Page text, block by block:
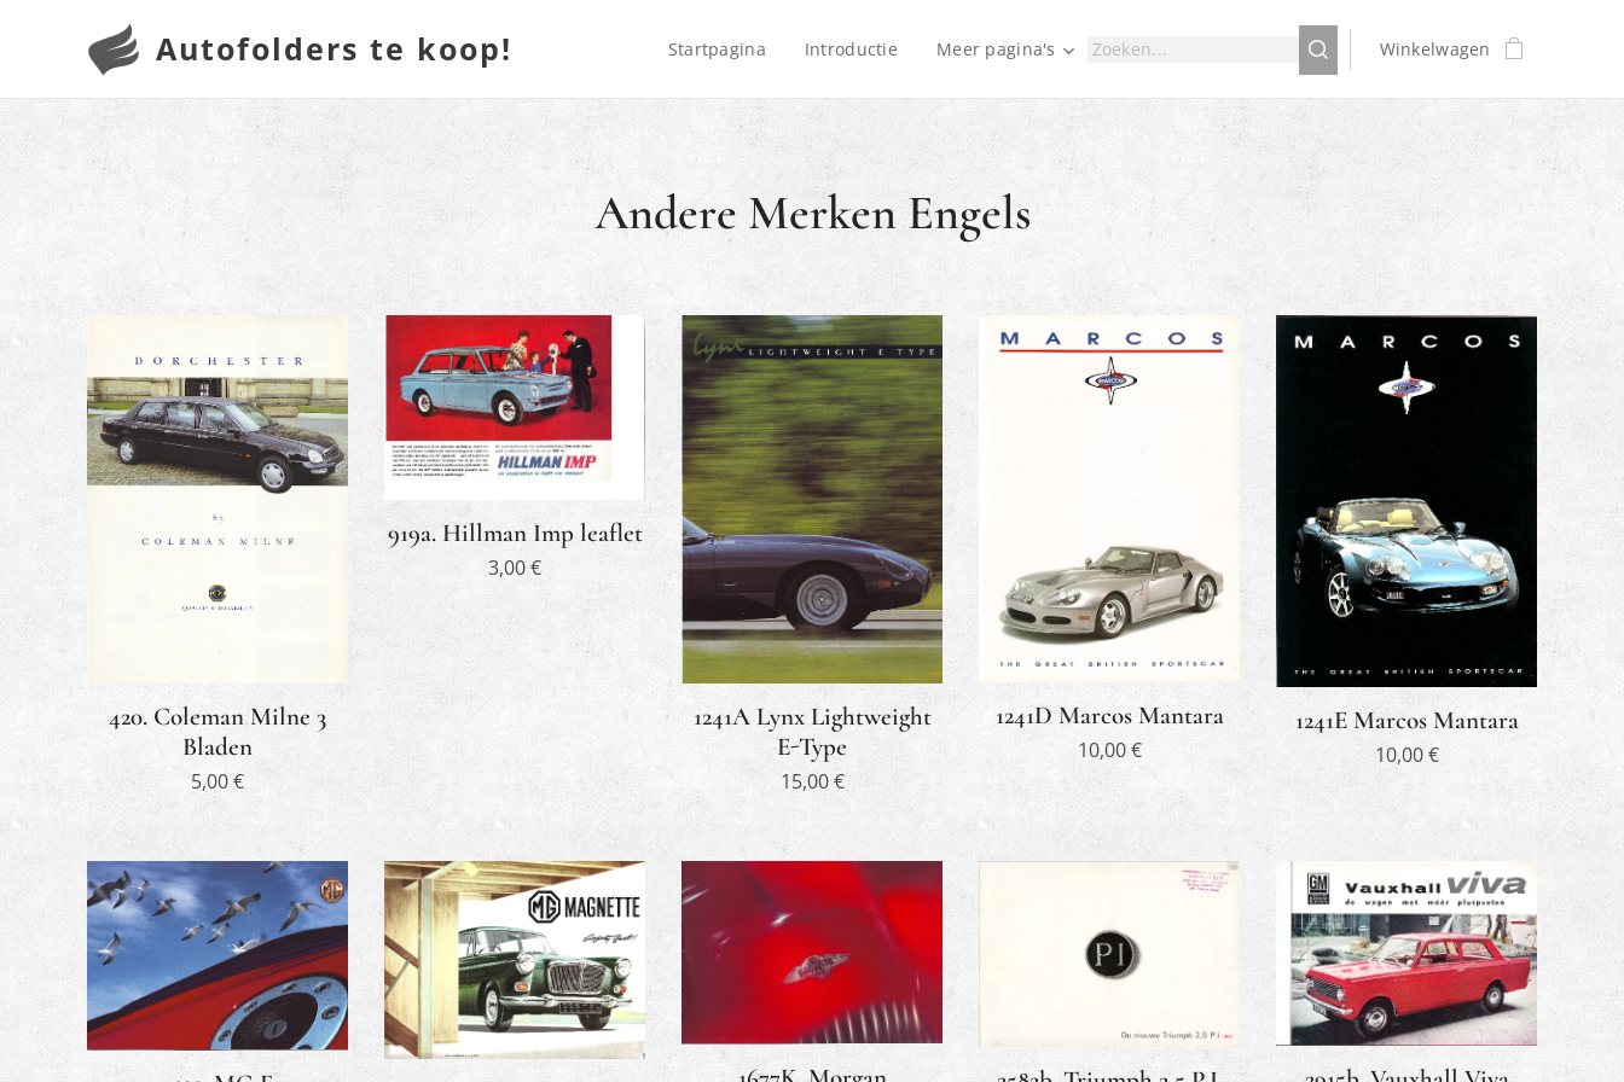
Autofolders te koop! Startpagina Introductie Meer pagina's Winkelwagen
Andere MerkenEngels
420. Coleman Milne 3
Bladen
5,00€
919a. Hillman Imp leaflet
3,00€
1241A Lynx Lightweight
E-Type
15,00€
1241D Marcos Mantara
10,00€
1241E Marcos Mantara
10,00€